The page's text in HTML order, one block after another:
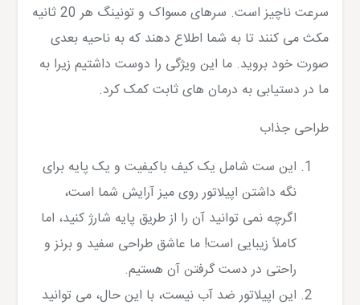
سرعت ناچیز است. سرهای مسواک و تونینگ هر 20 ثانیه
مکث می کنند تا به شما اطلاع دهند که به ناحیه بعدی
صورت خود بروید. ما این ویژگی را دوست داشتیم زیرا به
ما در دستیابی به درمان های ثابت کمک کرد.
طراحی جذاب
این ست شامل یک کیف باکیفیت و یک پایه برای
نگه داشتن اپیلاتور روی میز آرایش شما است،
اگرچه نمی توانید آن را از طریق پایه شارژ کنید، اما
کاملاً زیبایی است! ما عاشق طراحی سفید و برنز و
راحتی در دست گرفتن آن هستیم.
این اپیلاتور ضد آب نیست، با این حال، می توانید